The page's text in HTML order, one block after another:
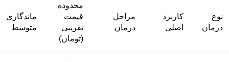
نوع
درمان
کاربرد
اصلی
مراحل
درمان
محدوده
قیمت
تقریبی
(تومان)
ماندگاری
متوسط